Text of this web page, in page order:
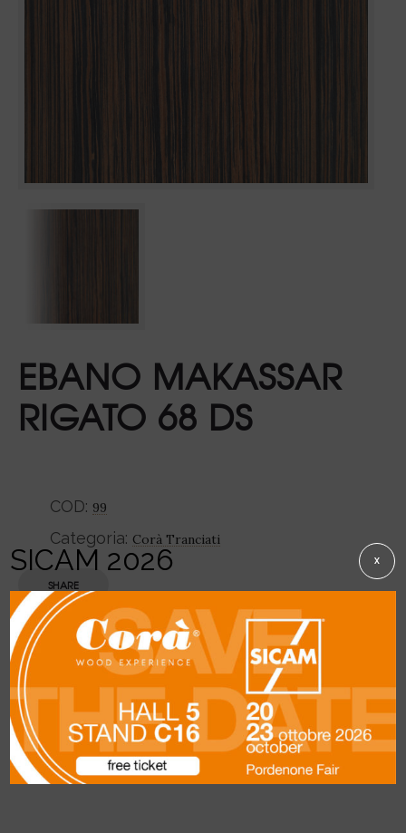
EBANO MAKASSAR
RIGATO 68 DS
COD: 99
Categoria: Corà Tranciati
SHARE
Descrizione
ART. 60 965 40
SICAM 2026 X